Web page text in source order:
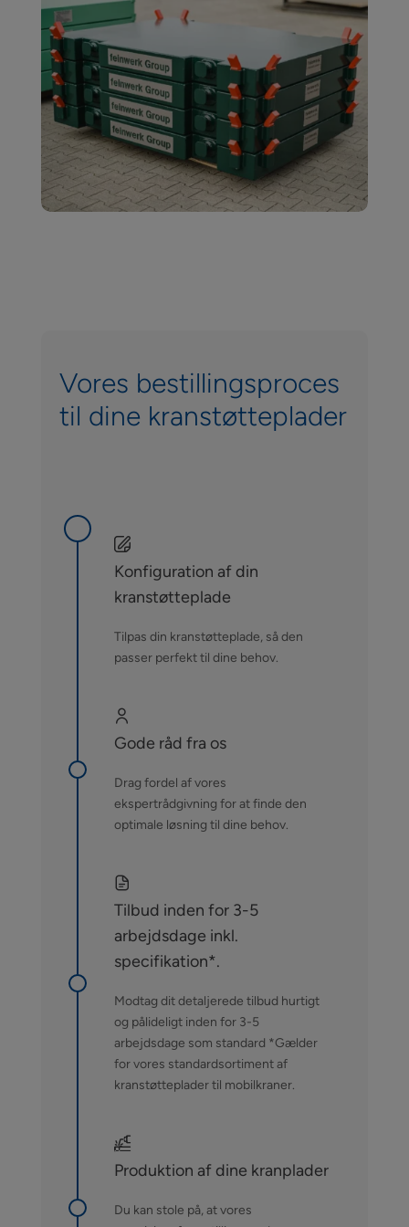
Vores bestillingsproces
til dine kranstøtteplader
Konfiguration af din
kranstøtteplade
Tilpas din kranstøtteplade, så den
passer perfekt til dine behov.
Gode råd fra os
Drag fordel af vores
ekspertrådgivning for at finde den
optimale løsning til dine behov.
Tilbud inden for 3-5
arbejdsdage inkl.
specifikation*.
Modtag dit detaljerede tilbud hurtigt
og pålideligt inden for 3-5
arbejdsdage som standard *Gælder
for vores standardsortiment af
kranstøtteplader til mobilkraner.
Produktion af dine kranplader
Du kan stole på, at vores